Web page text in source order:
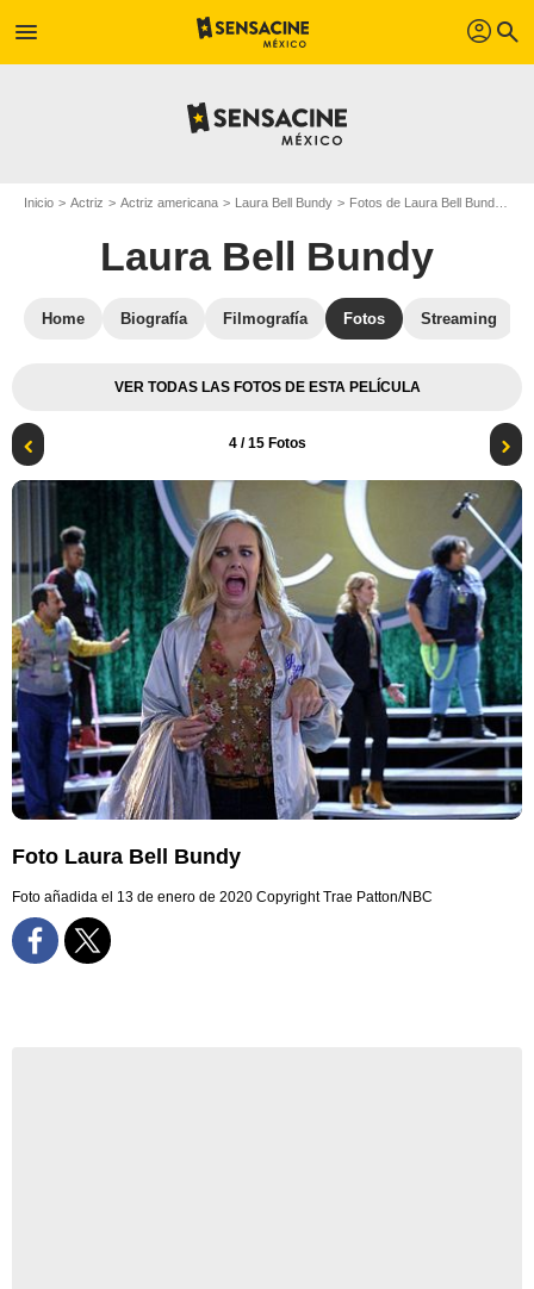
menu profil search
Inicio Actriz Actriz americana Laura Bell Bundy Fotos de Laura Bell Bundy
Laura Bell Bundy
Home Biografía Filmografía Fotos Streaming
VER TODAS LAS FOTOS DE ESTA PELÍCULA
4/ 15 Fotos
Foto Laura Bell Bundy
Foto añadida el 13 de enero de 2020 Copyright Trae Patton/NBC